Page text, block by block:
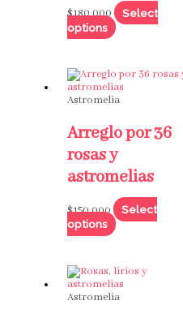
$180,000
Select
options
Astromelia
Arreglo por 36
rosas y
astromelias
$150,000
Select
options
Astromelia